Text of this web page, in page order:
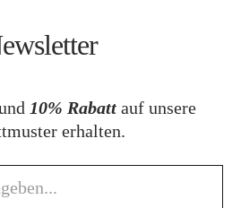
10% Rabatt auf unsere
erhalten.